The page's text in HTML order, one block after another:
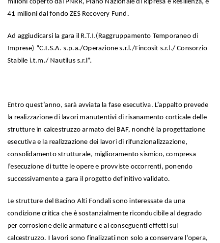
milioni coperto dal PNRR, Piano Nazionale di Ripresa e Resilienza, e
41 milioni dal fondo ZES Recovery Fund.
Ad aggiudicarsi la gara il R.T.I.(Raggruppamento Temporaneo di
Imprese) “C.I.S.A. s.p.a./Operazione s.r.l./Fincosit s.r.l./ Consorzio
Stabile i.t.m./ Nautilus s.r.l”.
Entro quest’anno, sarà avviata la fase esecutiva. L’appalto prevede
la realizzazione di lavori manutentivi di risanamento corticale delle
strutture in calcestruzzo armato del BAF, nonché la progettazione
esecutiva e la realizzazione dei lavori di rifunzionalizzazione,
consolidamento strutturale, miglioramento sismico, compresa
l’esecuzione di tutte le opere e provviste occorrenti, ponendo
successivamente a gara il progetto definitivo validato.
Le strutture del Bacino Alti Fondali sono interessate da una
condizione critica che è sostanzialmente riconducibile al degrado
per corrosione delle armature e ai conseguenti effetti sul
calcestruzzo. I lavori sono finalizzati non solo a conservare l’opera,